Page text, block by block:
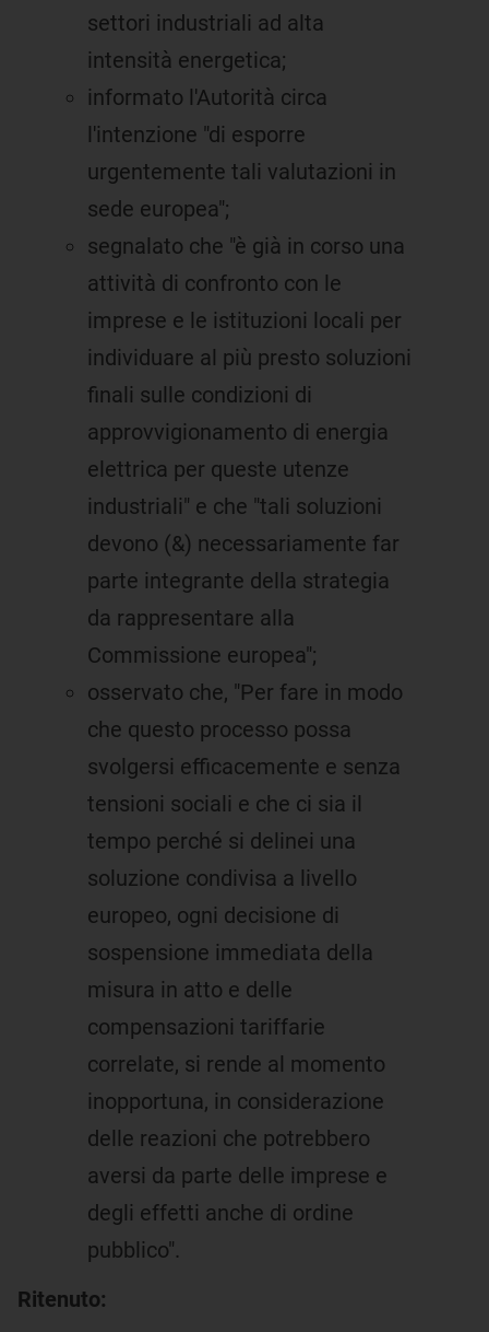
settori industriali ad alta
intensità energetica;
informato l'Autorità circa
l'intenzione "di esporre
urgentemente tali valutazioni in
sede europea";
segnalato che "è già in corso una
attività di confronto con le
imprese e le istituzioni locali per
individuare al più presto soluzioni
finali sulle condizioni di
approvvigionamento di energia
elettrica per queste utenze
industriali" e che "tali soluzioni
devono (&) necessariamente far
parte integrante della strategia
da rappresentare alla
Commissione europea";
osservato che, "Per fare in modo
che questo processo possa
svolgersi efficacemente e senza
tensioni sociali e che ci sia il
tempo perché si delinei una
soluzione condivisa a livello
europeo, ogni decisione di
sospensione immediata della
misura in atto e delle
compensazioni tariffarie
correlate, si rende al momento
inopportuna, in considerazione
delle reazioni che potrebbero
aversi da parte delle imprese e
degli effetti anche di ordine
pubblico".
Ritenuto: